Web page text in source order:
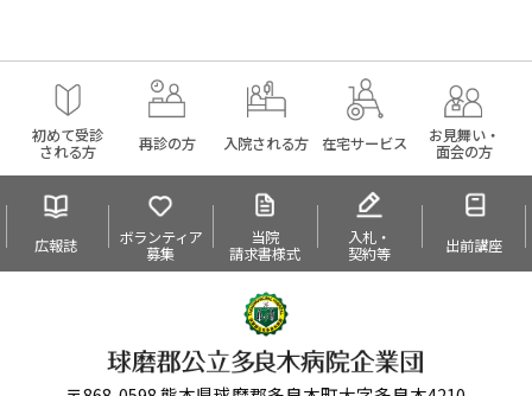
初めて受診
される方 再診の方 入院される方 在宅サービス お見舞い・
面会の方
広報誌 ボランティア
募集
当院
請求書様式
入札・
契約等 出前講座